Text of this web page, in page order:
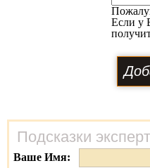
Если у
Подсказки
Ваше Имя: